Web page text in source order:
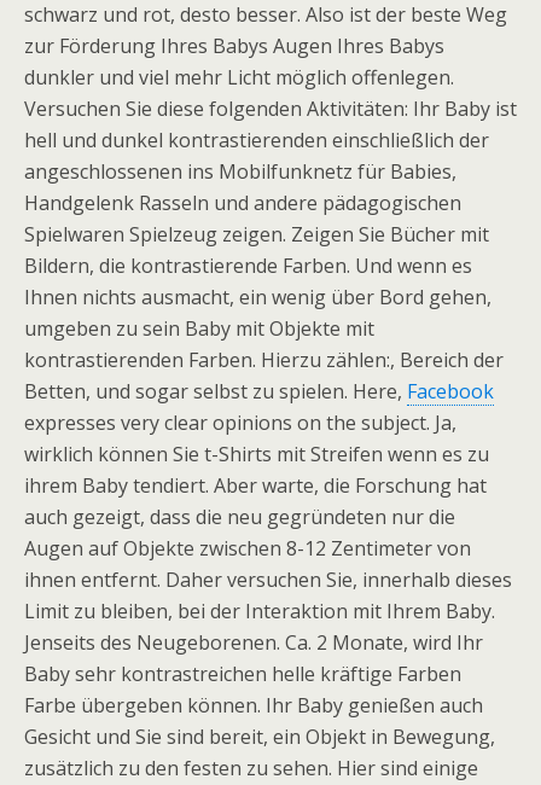
schwarz und rot, desto besser. Also ist der beste Weg
zur Förderung Ihres Babys Augen Ihres Babys
dunkler und viel mehr Licht möglich offenlegen.
Versuchen Sie diese folgenden Aktivitäten: Ihr Baby ist
hell und dunkel kontrastierenden einschließlich der
angeschlossenen ins Mobilfunknetz für Babies,
Handgelenk Rasseln und andere pädagogischen
Spielwaren Spielzeug zeigen. Zeigen Sie Bücher mit
Bildern, die kontrastierende Farben. Und wenn es
Ihnen nichts ausmacht, ein wenig über Bord gehen,
umgeben zu sein Baby mit Objekte mit
kontrastierenden Farben. Hierzu zählen:, Bereich der
Betten, und sogar selbst zu spielen. Here, Facebook
expresses very clear opinions on the subject. Ja,
wirklich können Sie t-Shirts mit Streifen wenn es zu
ihrem Baby tendiert. Aber warte, die Forschung hat
auch gezeigt, dass die neu gegründeten nur die
Augen auf Objekte zwischen 8-12 Zentimeter von
ihnen entfernt. Daher versuchen Sie, innerhalb dieses
Limit zu bleiben, bei der Interaktion mit Ihrem Baby.
Jenseits des Neugeborenen. Ca. 2 Monate, wird Ihr
Baby sehr kontrastreichen helle kräftige Farben
Farbe übergeben können. Ihr Baby genießen auch
Gesicht und Sie sind bereit, ein Objekt in Bewegung,
zusätzlich zu den festen zu sehen. Hier sind einige